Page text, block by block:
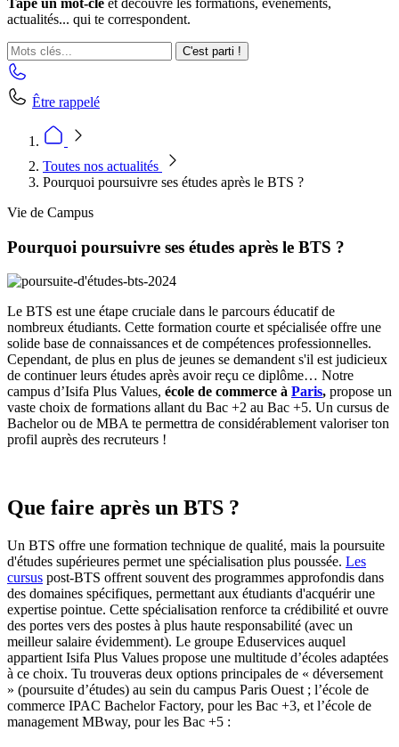
Tape un mot-clé et découvre les formations, événements,
actualités... qui te correspondent.
C'est parti !
Être rappelé
Toutes nos actualités
Pourquoi poursuivre ses études après le BTS ?
Vie de Campus
Pourquoi poursuivre ses études après le BTS ?
Le BTS est une étape cruciale dans le parcours éducatif de
nombreux étudiants. Cette formation courte et spécialisée offre une
solide base de connaissances et de compétences professionnelles.
Cependant, de plus en plus de jeunes se demandent s'il est judicieux
de continuer leurs études après avoir reçu ce diplôme… Notre
campus d’Isifa Plus Values, école de commerce à Paris, propose un
vaste choix de formations allant du Bac +2 au Bac +5. Un cursus de
Bachelor ou de MBA te permettra de considérablement valoriser ton
profil auprès des recruteurs !
Que faire après un BTS ?
Un BTS offre une formation technique de qualité, mais la poursuite
d'études supérieures permet une spécialisation plus poussée. Les
cursus post-BTS offrent souvent des programmes approfondis dans
des domaines spécifiques, permettant aux étudiants d'acquérir une
expertise pointue. Cette spécialisation renforce ta crédibilité et ouvre
des portes vers des postes à plus haute responsabilité (avec un
meilleur salaire évidemment). Le groupe Eduservices auquel
appartient Isifa Plus Values propose une multitude d’écoles adaptées
à ce choix. Tu trouveras deux options principales de « déversement
» (poursuite d’études) au sein du campus Paris Ouest ; l’école de
commerce IPAC Bachelor Factory, pour les Bac +3, et l’école de
management MBway, pour les Bac +5 :